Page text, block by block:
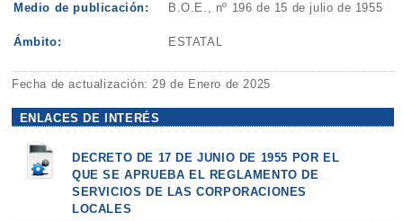
Medio de publicación: B.O.E., nº 196 de 15 de julio de 1955
Ámbito: ESTATAL
Fecha de actualización: 29 de Enero de 2025
ENLACES DE INTERÉS
DECRETO DE 17 DE JUNIO DE 1955 POR EL
QUE SE APRUEBA EL REGLAMENTO DE
SERVICIOS DE LAS CORPORACIONES
LOCALES